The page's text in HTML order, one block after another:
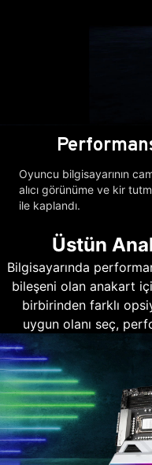
Oyuncu bilgisayarının
alıcı görünüme ve kir
ile kaplandı.
Üstün
Bilgisayarında
bileşeni olan anakart
birbirinden farklı
uygun olanı seç,